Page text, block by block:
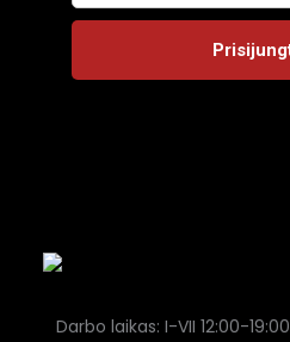
Darbo laikas: I-VII 12:00-19:00